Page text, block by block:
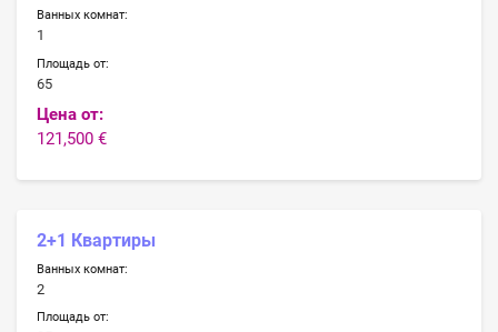
Ванных комнат:
1
Площадь от:
65
Цена от:
121,500 €
2+1 Квартиры
Ванных комнат:
2
Площадь от: